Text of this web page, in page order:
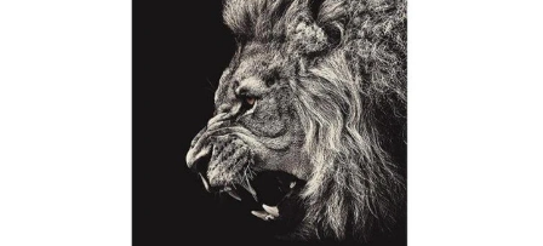
23,99€
à
78,99€